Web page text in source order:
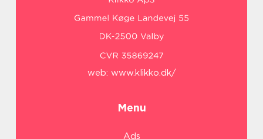
web: www.klikko.dk/
Menu
Ads